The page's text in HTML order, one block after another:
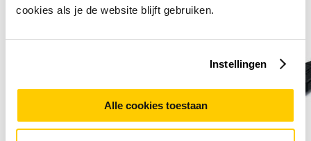
cookies als je de website blijft gebruiken.
Instellingen
Alle cookies toestaan